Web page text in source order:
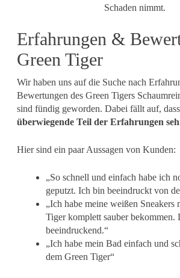
Schaden nimmt.
Erfahrungen &
Green Tiger
Wir haben uns auf die Suche nach
Bewertungen des Green Tigers
sind fündig geworden. Dabei fällt auf,
überwiegende Teil der Erfahrungen
Hier sind ein paar Aussagen von Kunden:
„So schnell und einfach habe ich
geputzt. Ich bin beeindruckt von
„Ich habe meine weißen Sneakers
Tiger komplett sauber bekommen.
beeindruckend.“
„Ich habe mein Bad einfach und
dem Green Tiger“